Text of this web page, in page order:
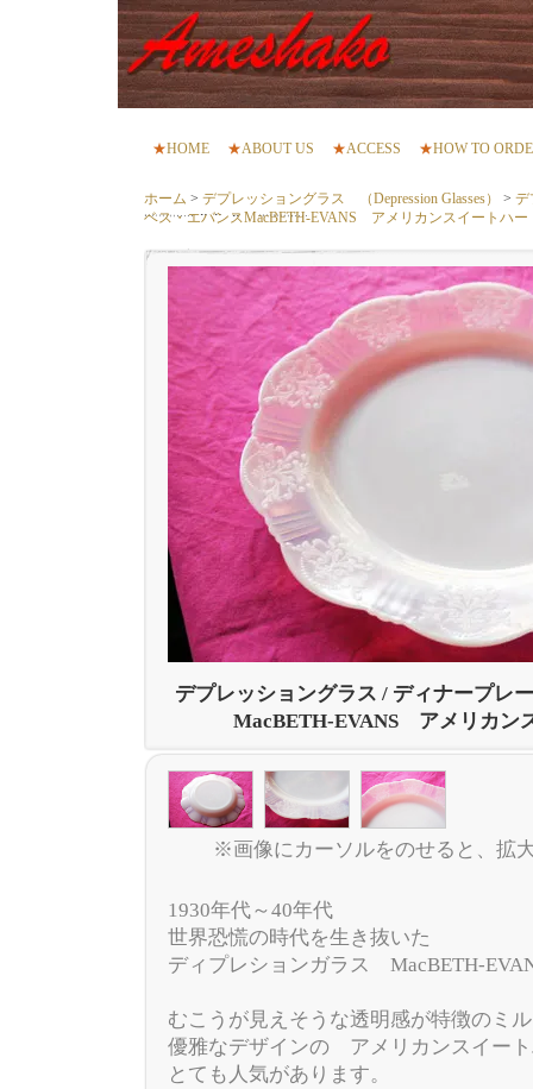
★HOME ★ABOUT US ★ACCESS ★HOW TO
ホーム > デプレッショングラス （Depression Glasses） > デ
ベス・エバンスMacBETH-EVANS アメリカンスイートハー
デプレッショングラス / ディナープレ
MacBETH-EVANS アメリカン
※画像にカーソルをのせると、拡
1930年代～40年代
世界恐慌の時代を生き抜いた
ディプレションガラス MacBETH-
むこうが見えそうな透明感が特徴のミ
優雅なデザインの アメリカンスイー
とても人気があります。